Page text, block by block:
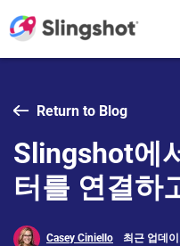
Return to Blog
Slingshot에
터를 연결하
Casey Ciniello 최근 업데